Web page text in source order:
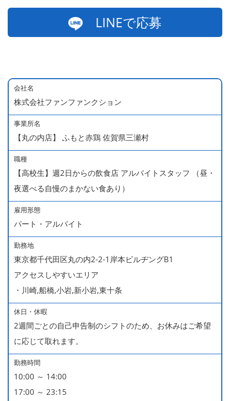
LINEで応募
会社名
株式会社ファンファンクション
事業所名
【丸の内店】 ふもと赤鶏 佐賀県三瀬村
職種
【高校生】週2日からの飲食店 アルバイトスタッフ （昼・
夜選べる自慢のまかない食あり）
雇用形態
パート・アルバイト
勤務地
東京都千代田区丸の内2-2-1岸本ビルヂングB1
アクセスしやすいエリア
・川崎,船橋,小岩,新小岩,東十条
休日・休暇
2週間ごとの自己申告制のシフトのため、お休みはご希望
に応じて取れます。
勤務時間
10:00 ～ 14:00
17:00 ～ 23:15